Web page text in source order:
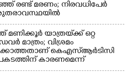
രണ്ട് മരണം; നിരവധിപേർ
മണിക്കൂർ യാത്രയ്‌ക്ക് ഒറ്റ
മാത്രം; വിശ്രമം
കെഎസ്‌ആർടിസി
കാരണമെന്ന്